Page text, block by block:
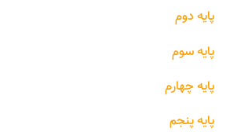
پایه دوم
پایه سوم
پایه چهارم
پایه پنجم